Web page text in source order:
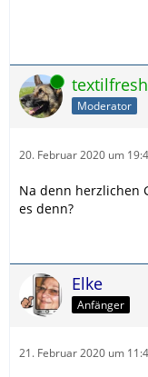
Online
Moderator
20. Februar 2020 um
Na denn herzlichen
es denn?
Elke
Anfänger
21. Februar 2020 um